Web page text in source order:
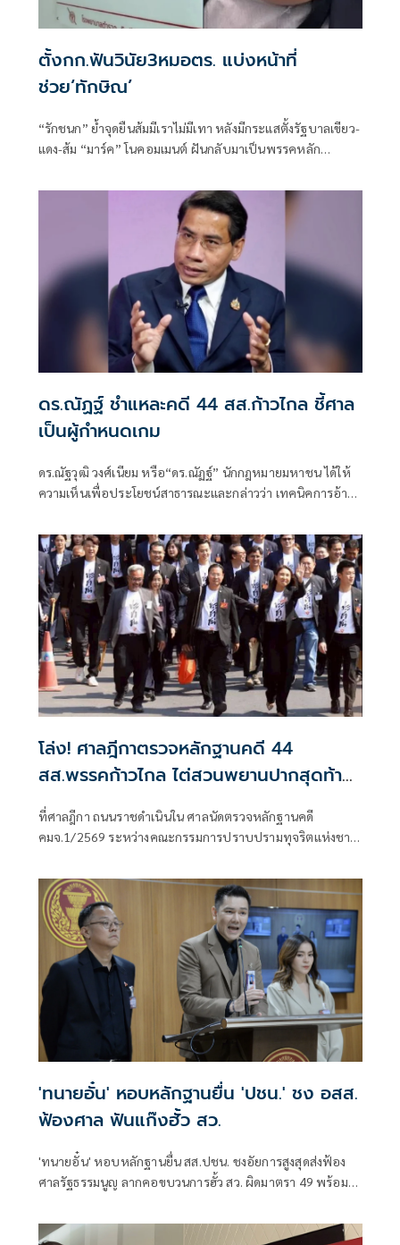
ตั้งกก.ฟันวินัย3หมอตร. แบ่งหน้าที่
ช่วย‘ทักษิณ’
“รักชนก” ย้ำจุดยืนส้มมีเราไม่มีเทา หลังมีกระแสตั้งรัฐบาลเขียว-
แดง-ส้ม “มาร์ค” โนคอมเมนต์ ฝันกลับมาเป็นพรรคหลัก
ดร.ณัฏฐ์ ชำแหละคดี 44 สส.ก้าวไกล ชี้ศาล
เป็นผู้กำหนดเกม
ดร.ณัฐวุฒิ วงศ์เนียม หรือ“ดร.ณัฏฐ์” นักกฎหมายมหาชน ได้ให้
ความเห็นเพื่อประโยชน์สาธารณะและกล่าวว่า เทคนิคการอ้าง
โล่ง! ศาลฎีกาตรวจหลักฐานคดี 44
สส.พรรคก้าวไกล ไต่สวนพยานปากสุดท้าย
18 พ.ค.ปีหน้าก่อนนัดตัดสิน
ที่ศาลฎีกา ถนนราชดำเนินใน ศาลนัดตรวจหลักฐานคดี
คมจ.1/2569 ระหว่างคณะกรรมการปราบปรามทุจริตแห่งชาติ
'ทนายอั๋น' หอบหลักฐานยื่น 'ปชน.' ชง อสส.
ฟ้องศาล ฟันแก๊งฮั้ว สว.
'ทนายอั๋น' หอบหลักฐานยื่น สส.ปชน. ชงอัยการสูงสุดส่งฟ้อง
ศาลรัฐธรรมนูญ ลากคอขบวนการฮั้ว สว. ผิดมาตรา 49 พร้อม